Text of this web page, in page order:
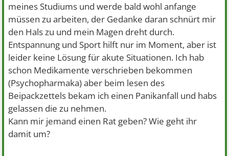
meines Studiums und werde bald wohl anfange
müssen zu arbeiten, der Gedanke daran schnürt mir
den Hals zu und mein Magen dreht durch.
Entspannung und Sport hilft nur im Moment, aber ist
leider keine Lösung für akute Situationen. Ich hab
schon Medikamente verschrieben bekommen
(Psychopharmaka) aber beim lesen des
Beipackzettels bekam ich einen Panikanfall und habs
gelassen die zu nehmen.
Kann mir jemand einen Rat geben? Wie geht ihr
damit um?